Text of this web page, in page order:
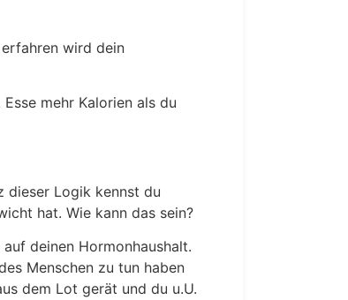
wird dein
mehr Kalorien als du
dieser Logik kennst du
hat. Wie kann das sein?
deinen Hormonhaushalt.
Menschen zu tun haben
dem Lot gerät und du u.U.